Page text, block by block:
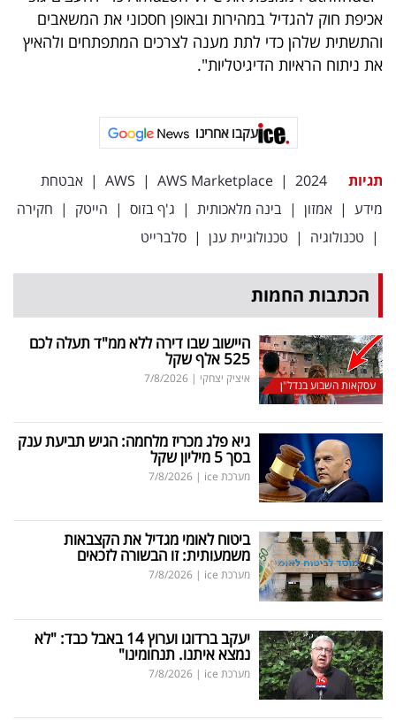
פרסמו
באייס
אכיפת חוק להגדיל במהירות ובאופן חסכוני את המשאבים
והתשתית שלהן כדי לתת מענה לצרכים המתפתחים ולהאיץ
את ניתוח הראיות הדיגיטליות".
עקבו אחרינו
תגיות 2024
|
AWS | AWS Marketplace
| אבטחת
מידע | אמזון | בינה מלאכותית | ג'ף בזוס | הייטק | חקירה
| טכנולוגיה | טכנולוגיית ענן | סלברייט
הכתבות החמות
עסקאות השבוע בנדל"ן
היישוב שבו דירה ללא ממ"ד תעלה לכם
525 אלף שקל
איציק יצחקי |
7/8/2026
גיא פלג מכריז מלחמה: הגיש תביעת ענק
בסך 5 מיליון שקל
מערכת ice |
7/8/2026
ביטוח לאומי מגדיל את הקצבאות
משמעותית: זו הבשורה לזכאים
מערכת ice |
7/8/2026
יעקב ברדוגו וערוץ 14 באבל כבד: "לא
נמצא איתנו. תנחומינו"
מערכת ice |
7/8/2026